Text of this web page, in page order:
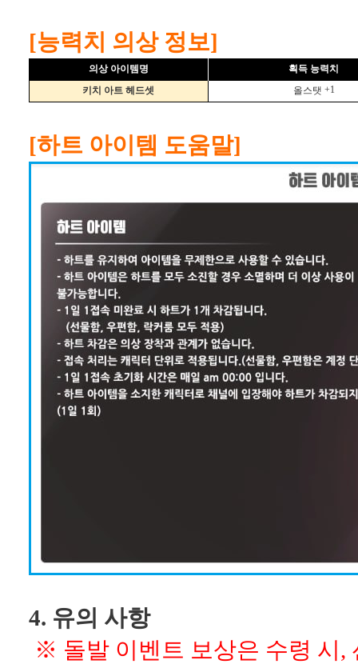
[능력치 의상 정보]
의상 아이템명
획득 능력치
키치 아트 헤드셋
올스탯 +1
[하트 아이템 도움말]
4. 유의 사항
※ 돌발 이벤트 보상은 수령 시,